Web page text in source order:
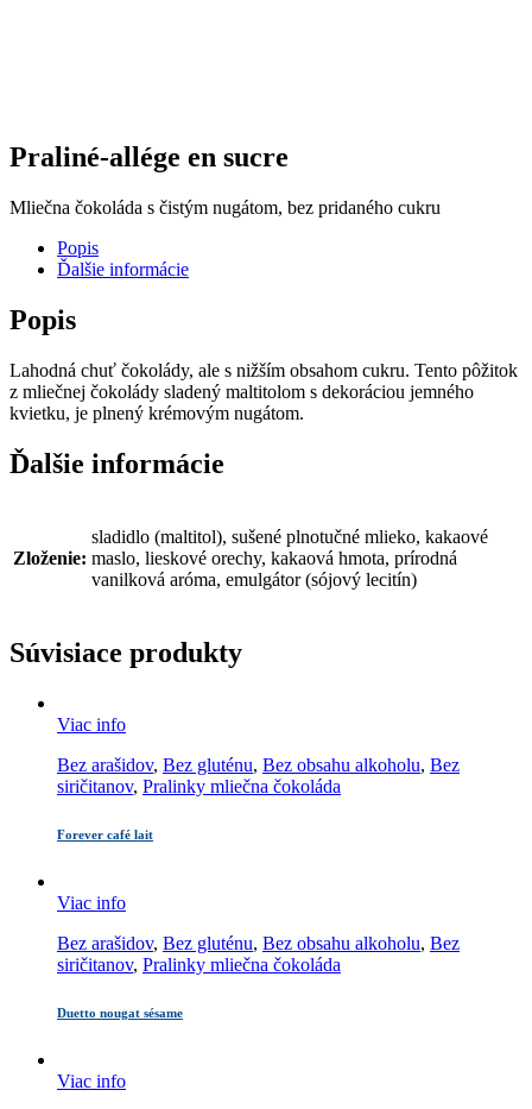
Praliné-allége en sucre
Mliečna čokoláda s čistým nugátom, bez pridaného cukru
Popis
Ďalšie informácie
Popis
Lahodná chuť čokolády, ale s nižším obsahom cukru. Tento pôžitok
z mliečnej čokolády sladený maltitolom s dekoráciou jemného
kvietku, je plnený krémovým nugátom.
Ďalšie informácie
Zloženie:
sladidlo (maltitol), sušené plnotučné mlieko, kakaové
maslo, lieskové orechy, kakaová hmota, prírodná
vanilková aróma, emulgátor (sójový lecitín)
Súvisiace produkty
Viac info
Bez arašidov, Bez gluténu, Bez obsahu alkoholu, Bez
siričitanov, Pralinky mliečna čokoláda
Forever café lait
Viac info
Bez arašidov, Bez gluténu, Bez obsahu alkoholu, Bez
siričitanov, Pralinky mliečna čokoláda
Duetto nougat sésame
Viac info